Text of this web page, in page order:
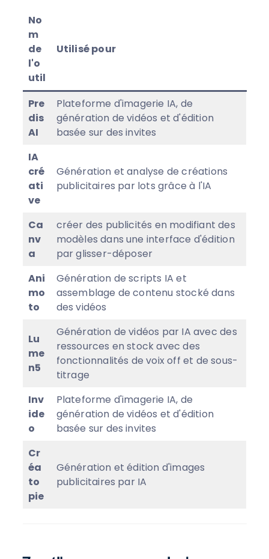
No
m
de
l'o
util
Utilisé pour
Pre
dis
AI
Plateforme d'imagerie IA, de
génération de vidéos et d'édition
basée sur des invites
IA
cré
ati
ve
Génération et analyse de créations
publicitaires par lots grâce à l'IA
Ca
nv
a
créer des publicités en modifiant des
modèles dans une interface d'édition
par glisser-déposer
Ani
mo
to
Génération de scripts IA et
assemblage de contenu stocké dans
des vidéos
Lu
me
n5
Génération de vidéos par IA avec des
ressources en stock avec des
fonctionnalités de voix off et de sous-
titrage
Inv
ide
o
Plateforme d'imagerie IA, de
génération de vidéos et d'édition
basée sur des invites
Cr
éa
to
pie
Génération et édition d'images
publicitaires par IA